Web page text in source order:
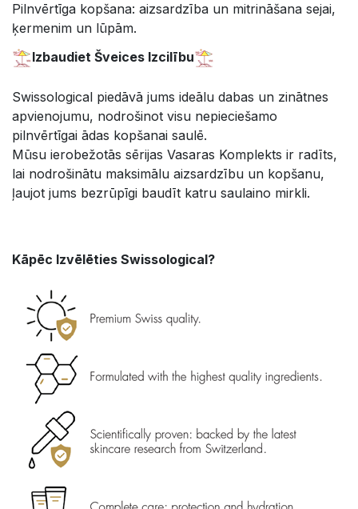
Pilnvērtīga kopšana: aizsardzība un mitrināšana sejai,
ķermenim un lūpām.
Izbaudiet Šveices Izcilību
Swissological piedāvā jums ideālu dabas un zinātnes
apvienojumu, nodrošinot visu nepieciešamo
pilnvērtīgai ādas kopšanai saulē.
Mūsu ierobežotās sērijas Vasaras Komplekts ir radīts,
lai nodrošinātu maksimālu aizsardzību un kopšanu,
ļaujot jums bezrūpīgi baudīt katru saulaino mirkli.
Kāpēc Izvēlēties Swissological?